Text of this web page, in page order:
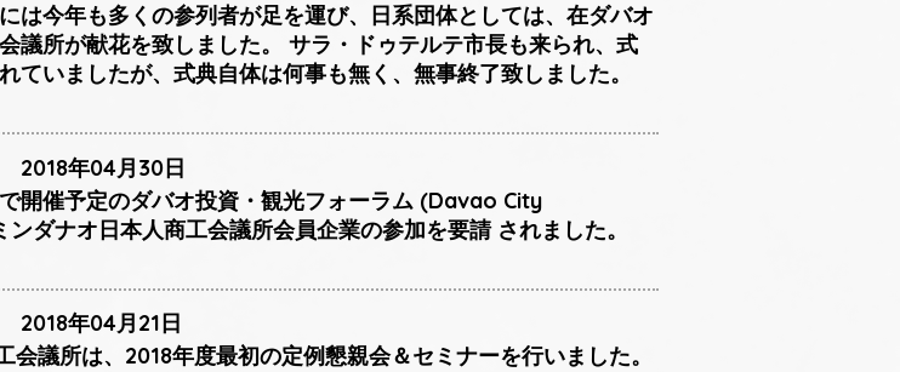
は今年も多くの参列者が足を運び、日系団体としては、在ダバオ
議所が献花を致しました。 サラ・ドゥテルテ市長も来られ、式
ていましたが、式典自体は何事も無く、無事終了致しました。
2018年04月30日
開催予定のダバオ投資・観光フォーラム (Davao City
ダナオ日本人商工会議所会員企業の参加を要請 されました。
2018年04月21日
議所は、2018年度最初の定例懇親会＆セミナーを行いました。